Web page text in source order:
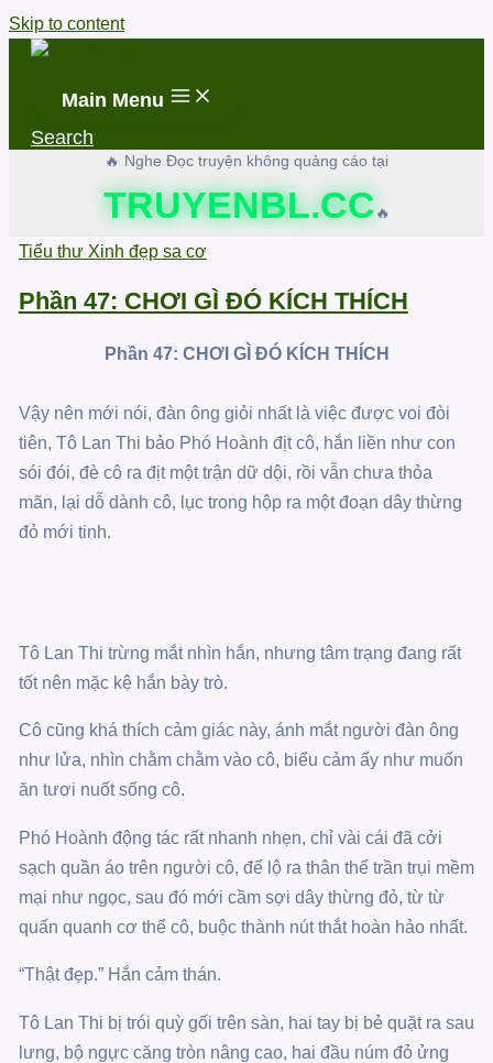
Skip to content
Main Menu
Search
🔥 Nghe Đọc truyện không quảng cáo tại
TRUYENBL.CC 🔥
Tiểu thư Xinh đẹp sa cơ
Phần 47: CHƠI GÌ ĐÓ KÍCH THÍCH
Phần 47: CHƠI GÌ ĐÓ KÍCH THÍCH
Vậy nên mới nói, đàn ông giỏi nhất là việc được voi đòi
tiên, Tô Lan Thi bảo Phó Hoành địt cô, hắn liền như con
sói đói, đè cô ra địt một trận dữ dội, rồi vẫn chưa thỏa
mãn, lại dỗ dành cô, lục trong hộp ra một đoạn dây thừng
đỏ mới tinh.
Tô Lan Thi trừng mắt nhìn hắn, nhưng tâm trạng đang rất
tốt nên mặc kệ hắn bày trò.
Cô cũng khá thích cảm giác này, ánh mắt người đàn ông
như lửa, nhìn chằm chằm vào cô, biểu cảm ấy như muốn
ăn tươi nuốt sống cô.
Phó Hoành động tác rất nhanh nhẹn, chỉ vài cái đã cởi
sạch quần áo trên người cô, để lộ ra thân thể trần trụi mềm
mại như ngọc, sau đó mới cầm sợi dây thừng đỏ, từ từ
quấn quanh cơ thể cô, buộc thành nút thắt hoàn hảo nhất.
“Thật đẹp.” Hắn cảm thán.
Tô Lan Thi bị trói quỳ gối trên sàn, hai tay bị bẻ quặt ra sau
lưng, bộ ngực căng tròn nâng cao, hai đầu núm đỏ ửng